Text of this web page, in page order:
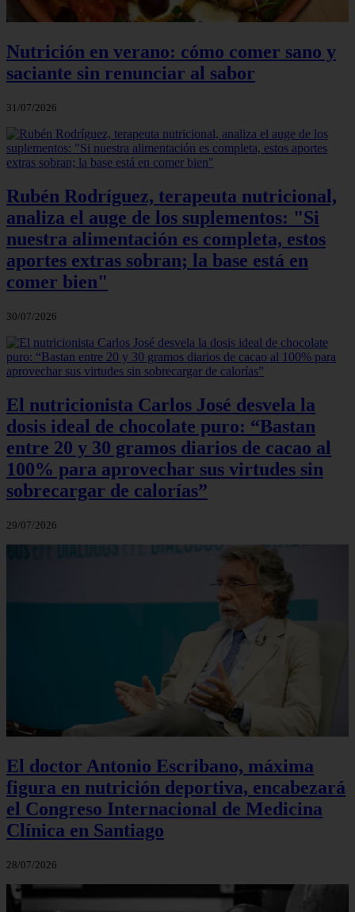
Nutrición en verano: cómo comer sano y
saciante sin renunciar al sabor
31/07/2026
Rubén Rodríguez, terapeuta nutricional,
analiza el auge de los suplementos: "Si
nuestra alimentación es completa, estos
aportes extras sobran; la base está en
comer bien"
30/07/2026
El nutricionista Carlos José desvela la
dosis ideal de chocolate puro: “Bastan
entre 20 y 30 gramos diarios de cacao al
100% para aprovechar sus virtudes sin
sobrecargar de calorías”
29/07/2026
El doctor Antonio Escribano, máxima
figura en nutrición deportiva, encabezará
el Congreso Internacional de Medicina
Clínica en Santiago
28/07/2026